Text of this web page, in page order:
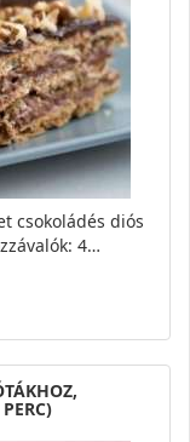
csokoládés diós
4…